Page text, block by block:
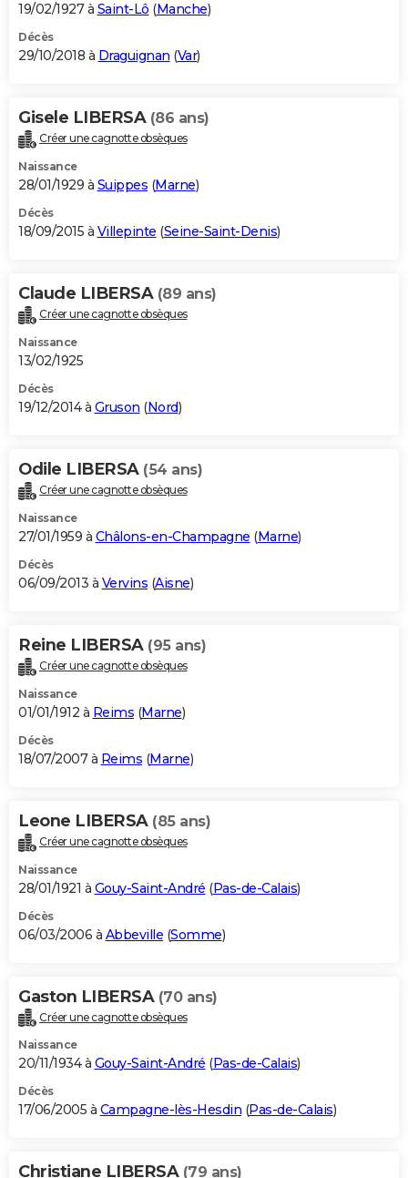
19/02/1927 à Saint-Lô (Manche)
Décès
29/10/2018 à Draguignan (Var)
Gisele LIBERSA (86 ans)
Créer une cagnotte obsèques
Naissance
28/01/1929 à Suippes (Marne)
Décès
18/09/2015 à Villepinte (Seine-Saint-Denis)
Claude LIBERSA (89 ans)
Créer une cagnotte obsèques
Naissance
13/02/1925
Décès
19/12/2014 à Gruson (Nord)
Odile LIBERSA (54 ans)
Créer une cagnotte obsèques
Naissance
27/01/1959 à Châlons-en-Champagne (Marne)
Décès
06/09/2013 à Vervins (Aisne)
Reine LIBERSA (95 ans)
Créer une cagnotte obsèques
Naissance
01/01/1912 à Reims (Marne)
Décès
18/07/2007 à Reims (Marne)
Leone LIBERSA (85 ans)
Créer une cagnotte obsèques
Naissance
28/01/1921 à Gouy-Saint-André (Pas-de-Calais)
Décès
06/03/2006 à Abbeville (Somme)
Gaston LIBERSA (70 ans)
Créer une cagnotte obsèques
Naissance
20/11/1934 à Gouy-Saint-André (Pas-de-Calais)
Décès
17/06/2005 à Campagne-lès-Hesdin (Pas-de-Calais)
Christiane LIBERSA (79 ans)